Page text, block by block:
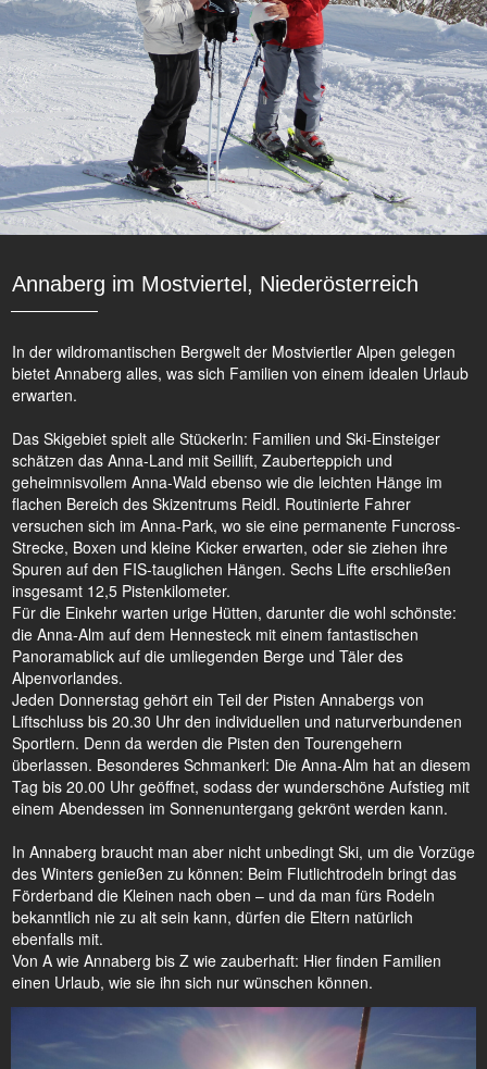
Annaberg im Mostviertel, Niederösterreich
In der wildromantischen Bergwelt der Mostviertler Alpen gelegen
bietet Annaberg alles, was sich Familien von einem idealen Urlaub
erwarten.
Das Skigebiet spielt alle Stückerln: Familien und Ski-Einsteiger
schätzen das Anna-Land mit Seillift, Zauberteppich und
geheimnisvollem Anna-Wald ebenso wie die leichten Hänge im
flachen Bereich des Skizentrums Reidl. Routinierte Fahrer
versuchen sich im Anna-Park, wo sie eine permanente Funcross-
Strecke, Boxen und kleine Kicker erwarten, oder sie ziehen ihre
Spuren auf den FIS-tauglichen Hängen. Sechs Lifte erschließen
insgesamt 12,5 Pistenkilometer.
Für die Einkehr warten urige Hütten, darunter die wohl schönste:
die Anna-Alm auf dem Hennesteck mit einem fantastischen
Panoramablick auf die umliegenden Berge und Täler des
Alpenvorlandes.
Jeden Donnerstag gehört ein Teil der Pisten Annabergs von
Liftschluss bis 20.30 Uhr den individuellen und naturverbundenen
Sportlern. Denn da werden die Pisten den Tourengehern
überlassen. Besonderes Schmankerl: Die Anna-Alm hat an diesem
Tag bis 20.00 Uhr geöffnet, sodass der wunderschöne Aufstieg mit
einem Abendessen im Sonnenuntergang gekrönt werden kann.
In Annaberg braucht man aber nicht unbedingt Ski, um die Vorzüge
des Winters genießen zu können: Beim Flutlichtrodeln bringt das
Förderband die Kleinen nach oben – und da man fürs Rodeln
bekanntlich nie zu alt sein kann, dürfen die Eltern natürlich
ebenfalls mit.
Von A wie Annaberg bis Z wie zauberhaft: Hier finden Familien
einen Urlaub, wie sie ihn sich nur wünschen können.